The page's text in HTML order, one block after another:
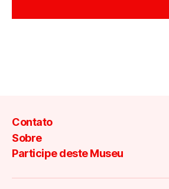
Contato
Sobre
Participe deste Museu